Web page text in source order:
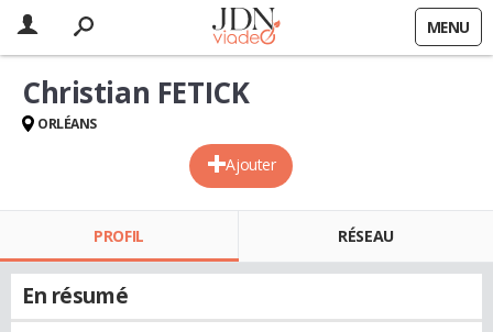
MENU
Ajouter
Christian FETICK
ORLÉANS
PROFIL RÉSEAU
En résumé